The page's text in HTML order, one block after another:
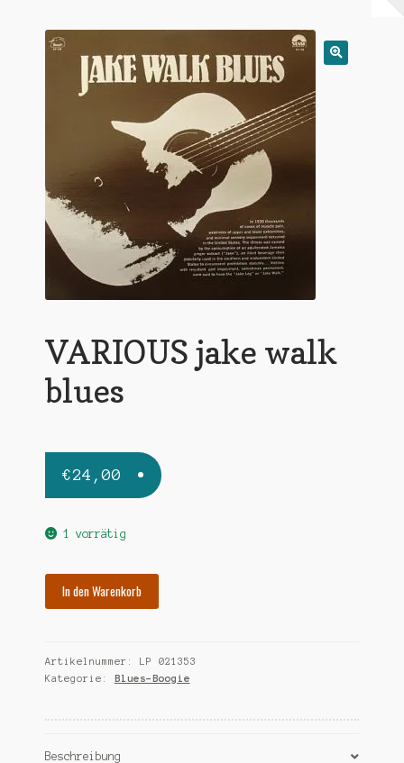
Warenkorb
VARIOUS jake walk
blues
€24,00
1 vorrätig
Menge
In den Warenkorb
Artikelnummer: LP 021353
Kategorie: Blues-Boogie
Beschreibung